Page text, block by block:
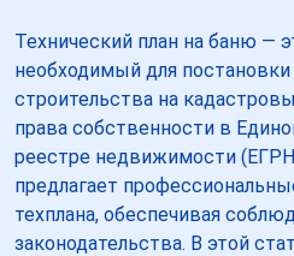
Технический план на баню —
необходимый для постановки
строительства на
права собственности в
реестре недвижимости
предлагает
техплана, обеспечивая
законодательства. В этой